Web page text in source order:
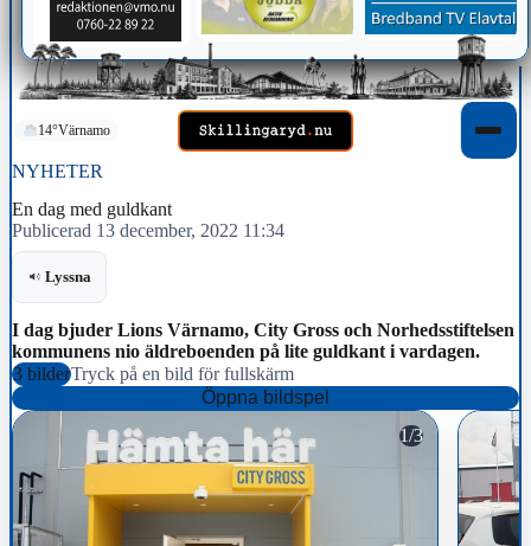
14°Värnamo
NYHETER
En dag med guldkant
Publicerad 13 december, 2022 11:34
Lyssna
I dag bjuder Lions Värnamo, City Gross och Norhedsstiftelsen
kommunens nio äldreboenden på lite guldkant i vardagen.
3 bilderTryck på en bild för fullskärm
Öppna bildspel
1/3